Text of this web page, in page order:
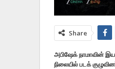
Share
அபிஷேக் நாமாவின்
நிலையில் படக்